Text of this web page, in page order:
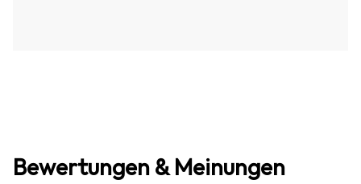
Bewertungen & Meinungen